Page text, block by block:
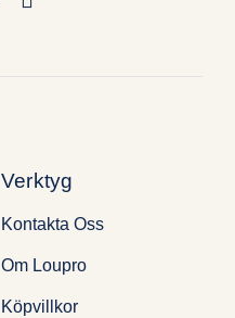
Verktyg
Kontakta Oss
Om Loupro
Köpvillkor